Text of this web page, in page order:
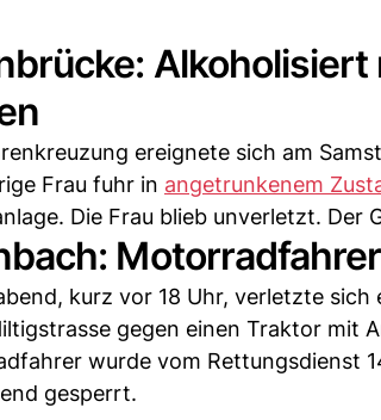
ereignete sich am
Frau fuhr in angetrunkenem
Die Frau blieb unverletzt. Der
kurz vor 18 Uhr, verletzte
gegen einen Traktor mit
wurde vom Rettungsdienst
gesperrt.